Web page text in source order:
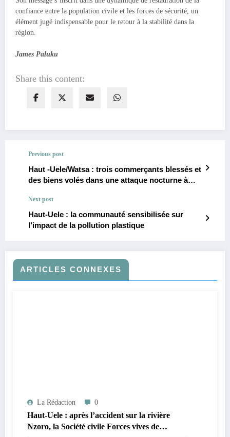
confiance entre la population civile et les forces de sécurité, un
élément jugé indispensable pour le retour à la stabilité dans la
région.
James Paluku
Share this content:
Previous post
Haut -Uele/Watsa : trois commerçants blessés et
des biens volés dans une attaque nocturne à
Next post
Haut-Uele : la communauté sensibilisée sur
l’impact de la pollution plastique
ARTICLES CONNEXES
La Rédaction 0
Haut-Uele : après l’accident sur la rivière
Nzoro, la Société civile Forces vives de